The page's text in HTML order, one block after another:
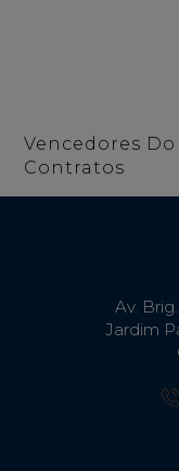
Vencedores Do
Contratos
Av.
Jardim